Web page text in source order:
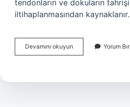
tendonların ve dokuların
iltihaplanmasından
Devamını okuyun
Kemiği
Olur
Yorum